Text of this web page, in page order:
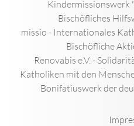
Kindermissionswerk
Bischöfliches
missio - Internationales
Bischöfliche
Renovabis e.V. -
Katholiken mit den
Bonifatiuswerk der